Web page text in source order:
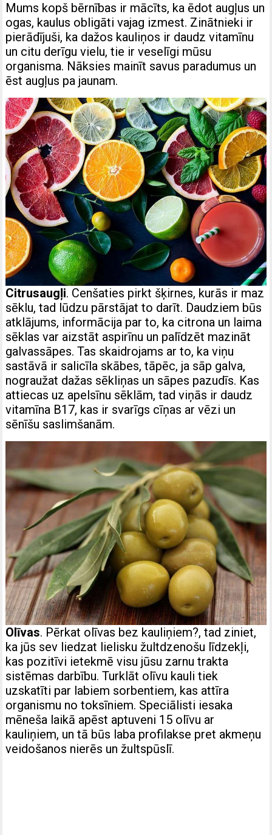
Mums kopš bērnības ir mācīts, ka ēdot augļus un
ogas, kaulus obligāti vajag izmest. Zinātnieki ir
pierādījuši, ka dažos kauliņos ir daudz vitamīnu
un citu derīgu vielu, tie ir veselīgi mūsu
organisma. Nāksies mainīt savus paradumus un
ēst augļus pa jaunam.
Citrusaugļi. Cenšaties pirkt šķirnes, kurās ir maz
sēklu, tad lūdzu pārstājat to darīt. Daudziem būs
atklājums, informācija par to, ka citrona un laima
sēklas var aizstāt aspirīnu un palīdzēt mazināt
galvassāpes. Tas skaidrojams ar to, ka viņu
sastāvā ir salicīla skābes, tāpēc, ja sāp galva,
nograužat dažas sēkliņas un sāpes pazudīs. Kas
attiecas uz apelsīnu sēklām, tad viņās ir daudz
vitamīna B17, kas ir svarīgs cīņas ar vēzi un
sēnīšu saslimšanām.
Olīvas. Pērkat olīvas bez kauliņiem?, tad ziniet,
ka jūs sev liedzat lielisku žultdzenošu līdzekļi,
kas pozitīvi ietekmē visu jūsu zarnu trakta
sistēmas darbību. Turklāt olīvu kauli tiek
uzskatīti par labiem sorbentiem, kas attīra
organismu no toksīniem. Speciālisti iesaka
mēneša laikā apēst aptuveni 15 olīvu ar
kauliņiem, un tā būs laba profilakse pret akmeņu
veidošanos nierēs un žultspūslī.